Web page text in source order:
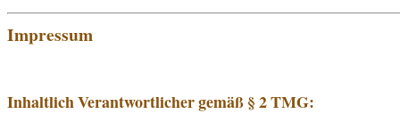
Impressum
Inhaltlich Verantwortlicher gemäß § 2 TMG: